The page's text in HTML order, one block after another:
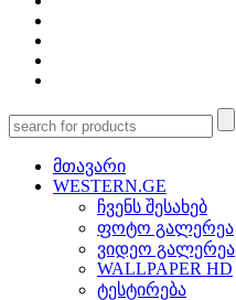
მთავარი
WESTERN.GE
ჩვენს შესახებ
ფოტო გალერეა
ვიდეო გალერეა
WALLPAPER HD
ტესტირება